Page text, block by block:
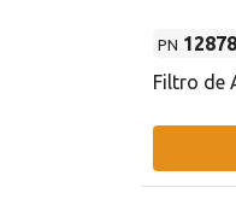
PN
Filtro de